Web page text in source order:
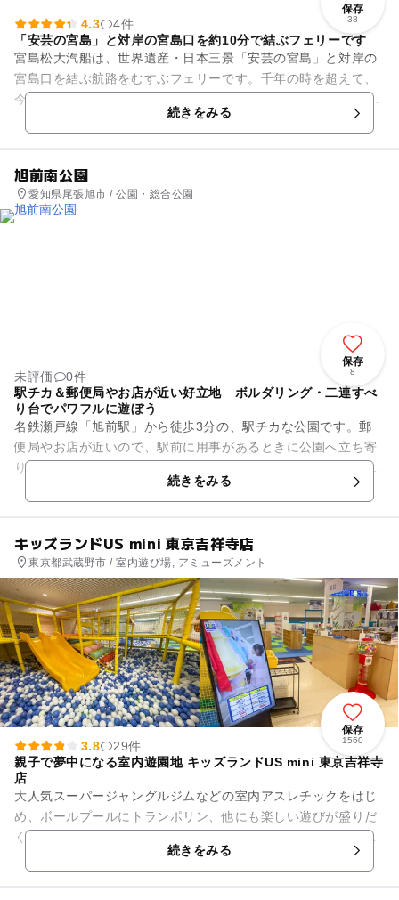
保存
38
4.3
4件
「安芸の宮島」と対岸の宮島口を約10分で結ぶフェリーです
宮島松大汽船は、世界遺産・日本三景「安芸の宮島」と対岸の
宮島口を結ぶ航路をむすぶフェリーです。千年の時を超えて、
今なお息づく宮島の歴史浪漫が10分間の快適な船旅の先にあり
ます。船内では、ゆったり...続きをみる
旭前南公園
愛知県尾張旭市 / 公園・総合公園
保存
8
未評価
0件
駅チカ＆郵便局やお店が近い好立地 ボルダリング・二連すべ
り台でパワフルに遊ぼう
名鉄瀬戸線「旭前駅」から徒歩3分の、駅チカな公園です。郵
便局やお店が近いので、駅前に用事があるときに公園へ立ち寄
り、子どもを遊ばせることができますね。 遊具はボルダリング
続きをみる
キッズランドUS mini 東京吉祥寺店
東京都武蔵野市 / 室内遊び場, アミューズメント
保存
1560
3.8
29件
親子で夢中になる室内遊園地 キッズランドUS mini 東京吉祥寺
店
大人気スーパージャングルジムなどの室内アスレチックをはじ
め、ボールプールにトランポリン、他にも楽しい遊びが盛りだ
くさん！さらに入場後は設置ゲーム機がフリープレイで何度で
も遊べます。 キッズラン...続きをみる